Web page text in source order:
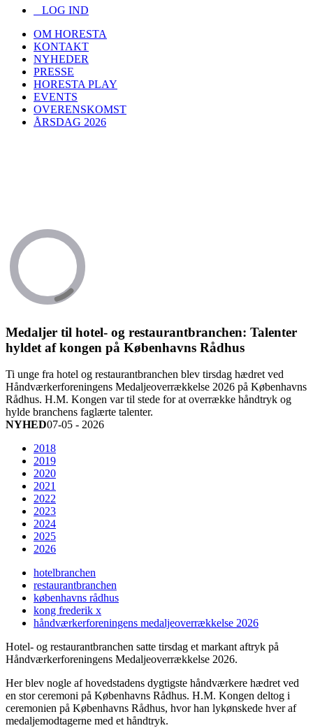
LOG IND
OM HORESTA
KONTAKT
NYHEDER
PRESSE
HORESTA PLAY
EVENTS
OVERENSKOMST
ÅRSDAG 2026
Medaljer til hotel- og restaurantbranchen: Talenter
hyldet af kongen på Københavns Rådhus
Ti unge fra hotel og restaurantbranchen blev tirsdag hædret ved
Håndværkerforeningens Medaljeoverrækkelse 2026 på Københavns
Rådhus. H.M. Kongen var til stede for at overrække håndtryk og
hylde branchens faglærte talenter.
NYHED07-05 - 2026
2018
2019
2020
2021
2022
2023
2024
2025
2026
hotelbranchen
restaurantbranchen
københavns rådhus
kong frederik x
håndværkerforeningens medaljeoverrækkelse 2026
Hotel- og restaurantbranchen satte tirsdag et markant aftryk på
Håndværkerforeningens Medaljeoverrækkelse 2026.
Her blev nogle af hovedstadens dygtigste håndværkere hædret ved
en stor ceremoni på Københavns Rådhus. H.M. Kongen deltog i
ceremonien på Københavns Rådhus, hvor han lykønskede hver af
medaljemodtagerne med et håndtryk.